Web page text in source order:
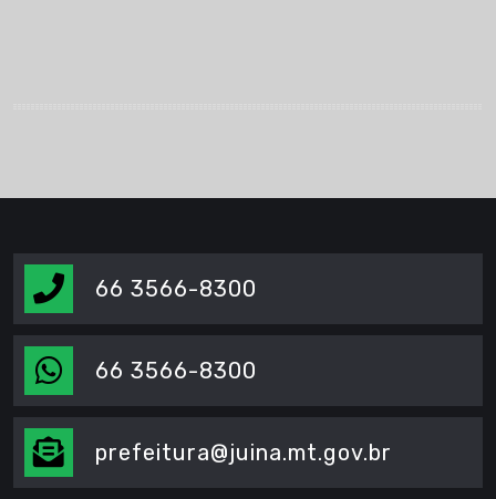
66 3566-8300
66 3566-8300
prefeitura@juina.mt.gov.br